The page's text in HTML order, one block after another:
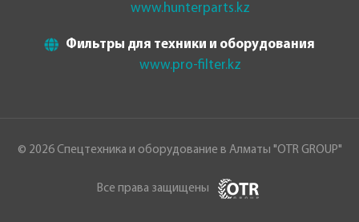
www.hunterparts.kz
Фильтры для техники и оборудования
www.pro-filter.kz
© 2026 Спецтехника и оборудование в Алматы "OTR GROUP"
Все права защищены